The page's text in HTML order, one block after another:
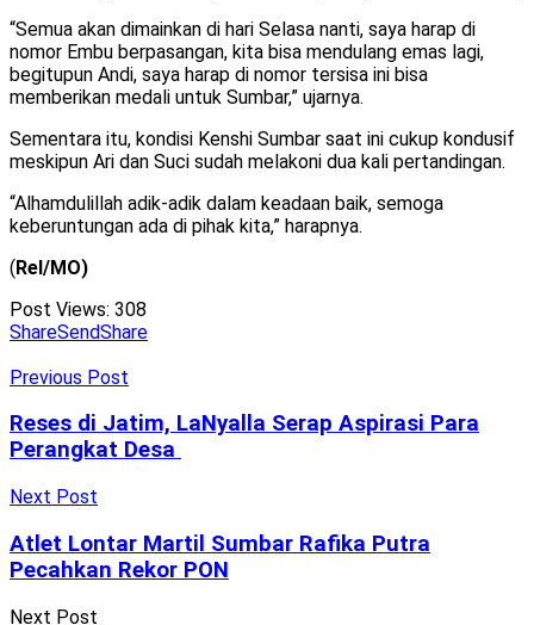
“Semua akan dimainkan di hari Selasa nanti, saya harap di
nomor Embu berpasangan, kita bisa mendulang emas lagi,
begitupun Andi, saya harap di nomor tersisa ini bisa
memberikan medali untuk Sumbar,” ujarnya.
Sementara itu, kondisi Kenshi Sumbar saat ini cukup kondusif
meskipun Ari dan Suci sudah melakoni dua kali pertandingan.
“Alhamdulillah adik-adik dalam keadaan baik, semoga
keberuntungan ada di pihak kita,” harapnya.
(Rel/MO)
Post Views: 308
ShareSendShare
Previous Post
Reses di Jatim, LaNyalla Serap Aspirasi Para
Perangkat Desa
Next Post
Atlet Lontar Martil Sumbar Rafika Putra
Pecahkan Rekor PON
Next Post